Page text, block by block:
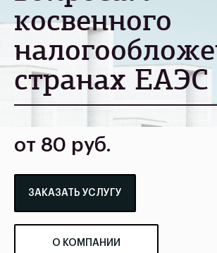
косвенного
странах ЕАЭС
от 80 руб.
ЗАКАЗАТЬ УСЛУГУ
О КОМПАНИИ